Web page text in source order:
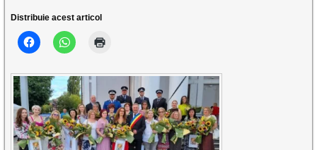
Distribuie acest articol